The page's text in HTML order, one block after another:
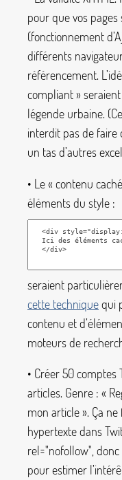
pour que vos pages
(fonctionnement
différents
référencement.
compliant»
légende urbaine.
interdit pas de faire
un tas d’autres
• Le « contenu caché
éléments du style :
seraient
cette techniquequi
contenu et
moteurs de
• Créer 50 comptes
articles. Genre : «
mon article». Ça
hypertexte dans
rel="nofollow" ,
pour estimer